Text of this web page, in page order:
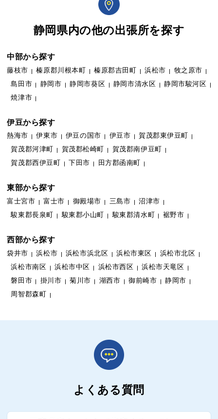
静岡県内の他の出張所を探す
中部から探す
藤枝市 榛原郡川根本町 榛原郡吉田町 浜松市
牧之原市
島田市
静岡市 静岡市葵区 静岡市清水区
静岡市駿河区
焼津市
伊豆から探す
熱海市 伊東市 伊豆の国市 伊豆市
賀茂郡東伊豆町
賀茂郡河津町
賀茂郡松崎町
賀茂郡南伊豆町
賀茂郡西伊豆町
下田市 田方郡函南町
東部から探す
富士宮市 富士市 御殿場市 三島市
沼津市
駿東郡長泉町
駿東郡小山町 駿東郡清水町 裾野市
西部から探す
袋井市 浜松市 浜松市浜北区 浜松市東区
浜松市北区
浜松市南区
浜松市中区 浜松市西区
浜松市天竜区
磐田市
掛川市 菊川市 湖西市 御前崎市
静岡市
周智郡森町
よくある質問